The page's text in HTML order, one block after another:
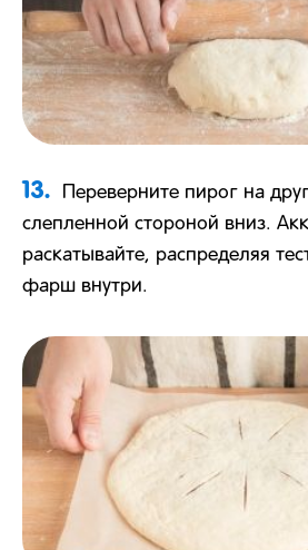
13.
Переверните пирог на
слепленной стороной вниз.
раскатывайте, распределяя
фарш внутри.